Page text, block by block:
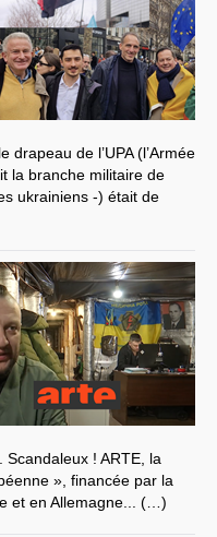
de l’UPA (l’Armée
la branche militaire de
ukrainiens -) était de
Scandaleux ! ARTE, la
», financée par la
et en Allemagne... (…)